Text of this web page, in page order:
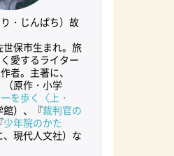
・じんぱち）故
保市生まれ。旅
愛するライター
者。主著に、
（原作・小学
を歩く〈上・
館）、『裁判官の
少年院のかた
現代人文社）な